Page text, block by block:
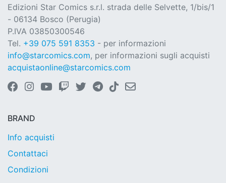
Edizioni Star Comics s.r.l. strada delle Selvette, 1/bis/1
- 06134 Bosco (Perugia)
P.IVA 03850300546
Tel. +39 075 591 8353 - per informazioni
info@starcomics.com, per informazioni sugli acquisti
acquistaonline@starcomics.com
BRAND
Info acquisti
Contattaci
Condizioni